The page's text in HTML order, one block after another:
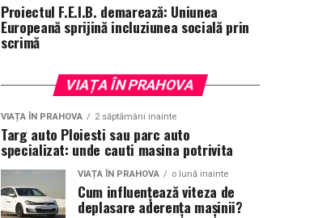
Proiectul F.E.I.B. demarează: Uniunea
Europeană sprijină incluziunea socială prin
scrimă
VIAȚA ÎN PRAHOVA
VIAȚA ÎN PRAHOVA 2 săptămâni inainte
Targ auto Ploiesti sau parc auto
specializat: unde cauti masina potrivita
VIAȚA ÎN PRAHOVA o lună inainte
Cum influențează viteza de
deplasare aderența mașinii?